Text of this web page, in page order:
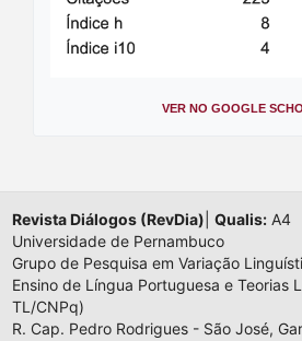
VER NO GOOGLE
Revista Diálogos (RevDia) Qualis:A4
Universidade de Pernambuco
Grupo de Pesquisa em Variação
Ensino de Língua Portuguesa e Teorias
TL/CNPq)
R. Cap. Pedro Rodrigues - São José,